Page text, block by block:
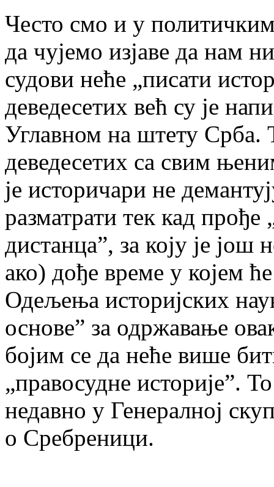
Често смо и у
да чујемо изјаве да нам
судови неће „писати
деведесетих већ су је
Углавном на штету Срба.
деведесетих са свим
је историчари не
разматрати тек кад прође
дистанца”, за коју је
ако) дође време у којем
Одељења историјских
основе” за одржавање
бојим се да неће више
„правосудне историје”.
недавно у Генералној
о Сребреници.